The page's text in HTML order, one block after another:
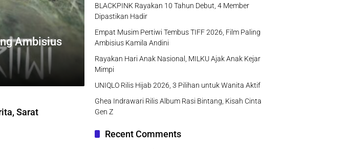
Ambisius
Sarat
BLACKPINK Rayakan 10 Tahun Debut, 4 Member
Dipastikan Hadir
Empat Musim Pertiwi Tembus TIFF 2026, Film Paling
Ambisius Kamila Andini
Rayakan Hari Anak Nasional, MILKU Ajak Anak Kejar
Mimpi
UNIQLO Rilis Hijab 2026, 3 Pilihan untuk Wanita Aktif
Ghea Indrawari Rilis Album Rasi Bintang, Kisah Cinta
Gen Z
Recent Comments